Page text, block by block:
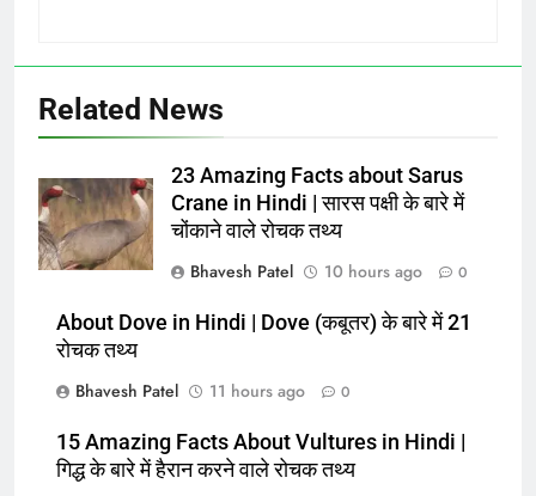
Related News
23 Amazing Facts about Sarus
Crane in Hindi | सारस पक्षी के बारे में
चोंकाने वाले रोचक तथ्य
Bhavesh Patel
10 hours ago 0
About Dove in Hindi | Dove (कबूतर) के बारे में 21
रोचक तथ्य
Bhavesh Patel
11 hours ago 0
15 Amazing Facts About Vultures in Hindi |
गिद्ध के बारे में हैरान करने वाले रोचक तथ्य